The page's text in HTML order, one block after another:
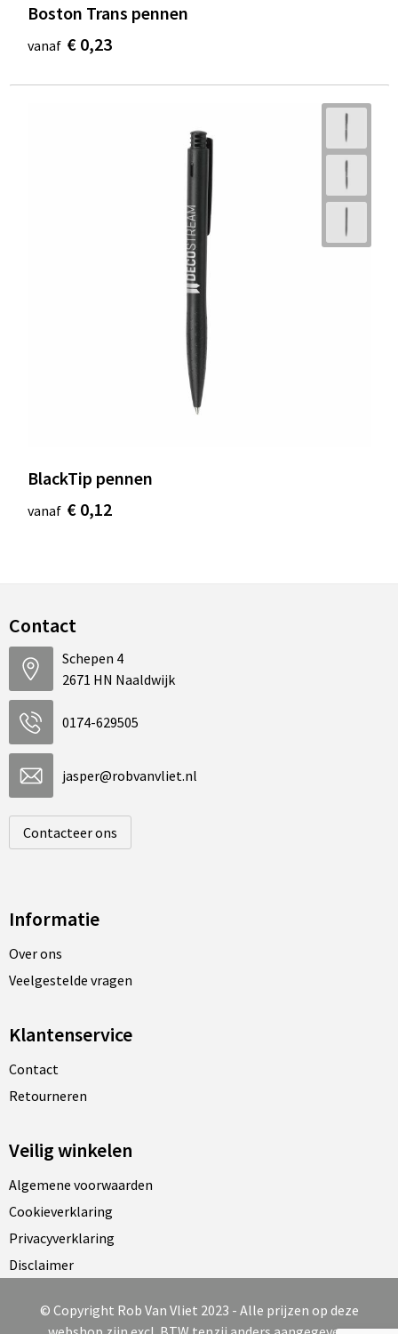
Boston Trans pennen
vanaf € 0,23
BlackTip pennen
vanaf € 0,12
Contact
Schepen 4
2671 HN Naaldwijk
0174-629505
jasper@robvanvliet.nl
Contacteer ons
Informatie
Over ons
Veelgestelde vragen
Klantenservice
Contact
Retourneren
Veilig winkelen
Algemene voorwaarden
Cookieverklaring
Privacyverklaring
Disclaimer
© Copyright Rob Van Vliet 2023 - Alle prijzen op deze